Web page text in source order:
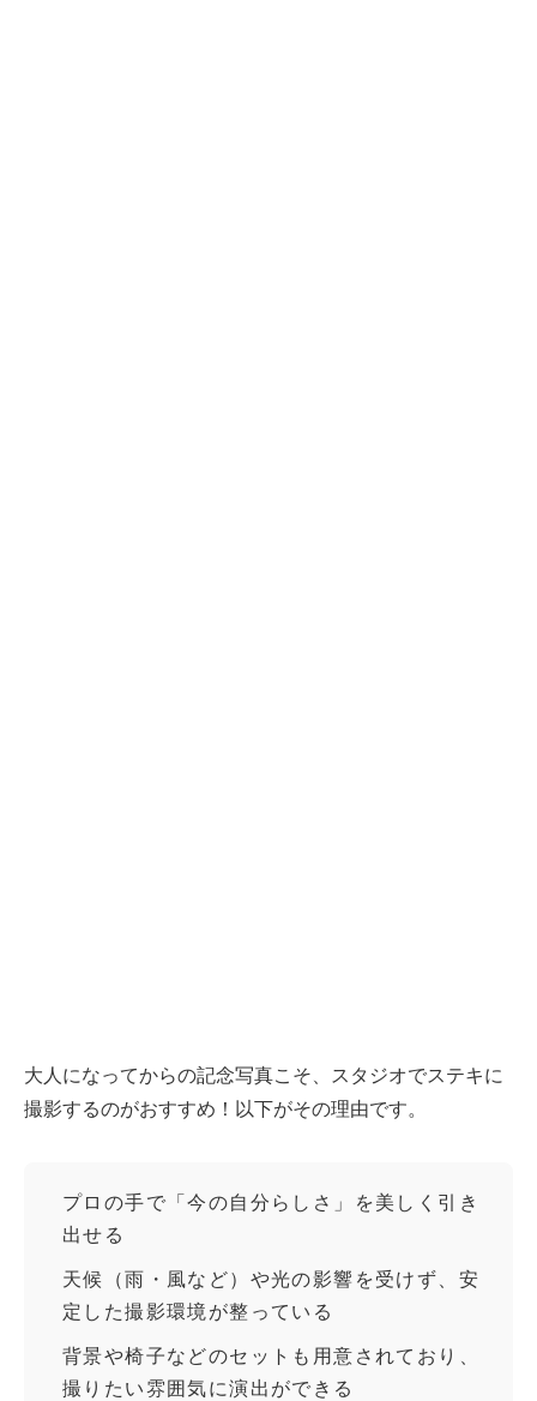
大人になってからの記念写真こそ、スタジオでステキに
撮影するのがおすすめ！以下がその理由です。
プロの手で「今の自分らしさ」を美しく引き
出せる
天候（雨・風など）や光の影響を受けず、安
定した撮影環境が整っている
背景や椅子などのセットも用意されており、
撮りたい雰囲気に演出ができる